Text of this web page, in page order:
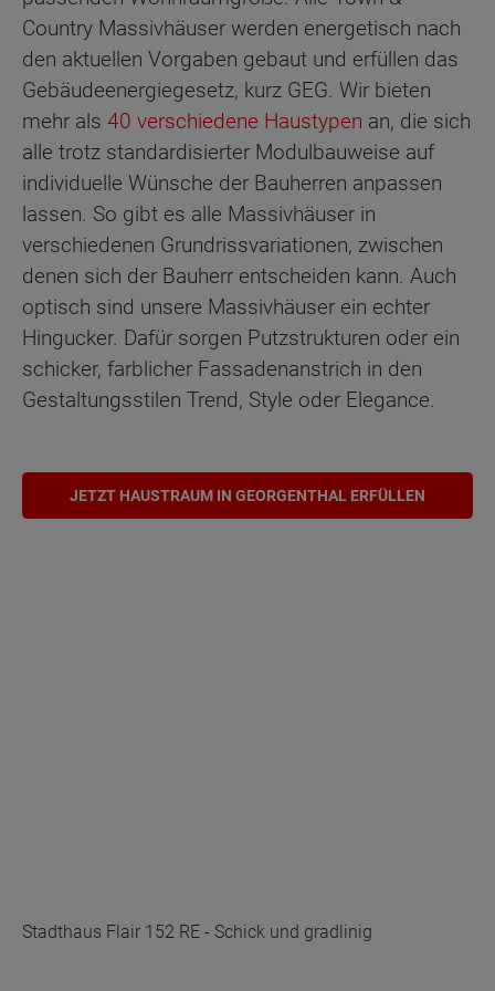
Country Massivhäuser werden energetisch nach
den aktuellen Vorgaben gebaut und erfüllen das
Gebäudeenergiegesetz, kurz GEG. Wir bieten
mehr als 40 verschiedene Haustypen an, die sich
alle trotz standardisierter Modulbauweise auf
individuelle Wünsche der Bauherren anpassen
lassen. So gibt es alle Massivhäuser in
verschiedenen Grundrissvariationen, zwischen
denen sich der Bauherr entscheiden kann. Auch
optisch sind unsere Massivhäuser ein echter
Hingucker. Dafür sorgen Putzstrukturen oder ein
schicker, farblicher Fassadenanstrich in den
Gestaltungsstilen Trend, Style oder Elegance.
JETZT HAUSTRAUM IN GEORGENTHAL ERFÜLLEN
Stadthaus Flair 152 RE - Schick und gradlinig